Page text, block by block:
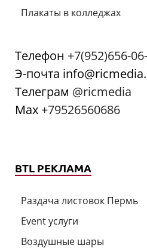
Плакаты в колледжах
Телефон +7(952)656-
Э-почта
Телеграм @ricmedia
Мах +79526560686
BTL РЕКЛАМА
Раздача листовок Пермь
Event услуги
Воздушные шары